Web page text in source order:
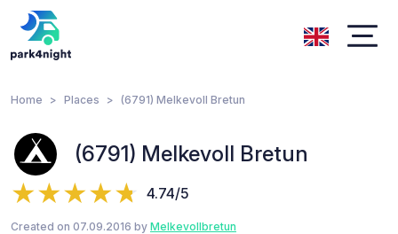
Home Places (6791) Melkevoll Bretun
(6791) Melkevoll Bretun
4.74/5
Created on 07.09.2016 by Melkevollbretun